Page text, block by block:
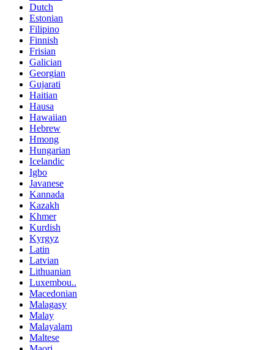
Dutch
Estonian
Filipino
Finnish
Frisian
Galician
Georgian
Gujarati
Haitian
Hausa
Hawaiian
Hebrew
Hmong
Hungarian
Icelandic
Igbo
Javanese
Kannada
Kazakh
Khmer
Kurdish
Kyrgyz
Latin
Latvian
Lithuanian
Luxembou..
Macedonian
Malagasy
Malay
Malayalam
Maltese